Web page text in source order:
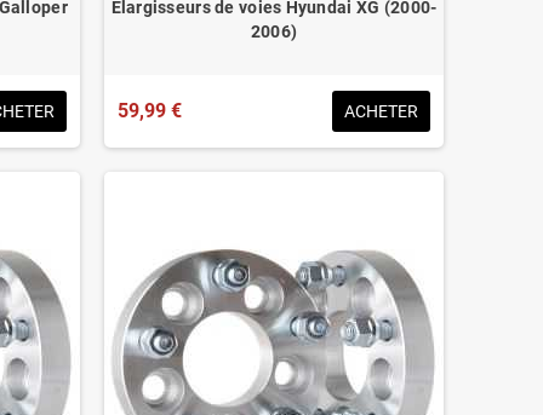
Elargisseurs de voies Hyundai XG (2000-
2006)
59,99 € ACHETER